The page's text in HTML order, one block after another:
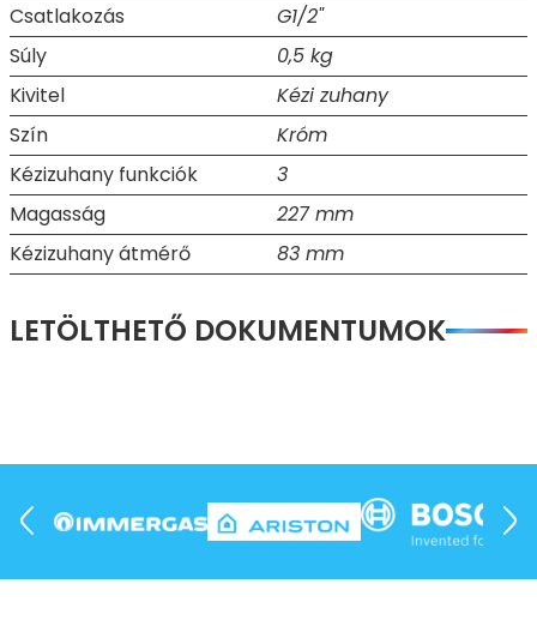
Csatlakozás
G1/2"
Súly
0,5 kg
Kivitel
Kézi zuhany
Szín
Króm
Kézizuhany funkciók
3
Magasság
227 mm
Kézizuhany átmérő
83 mm
LETÖLTHETŐ DOKUMENTUMOK